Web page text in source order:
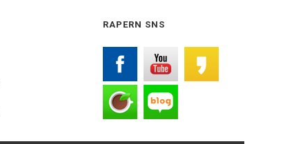
RAPERN SNS